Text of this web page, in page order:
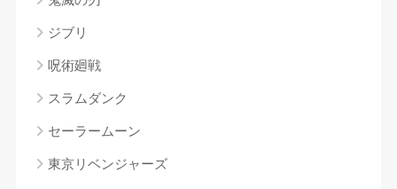
ジブリ
呪術廻戦
スラムダンク
セーラームーン
東京リベンジャーズ